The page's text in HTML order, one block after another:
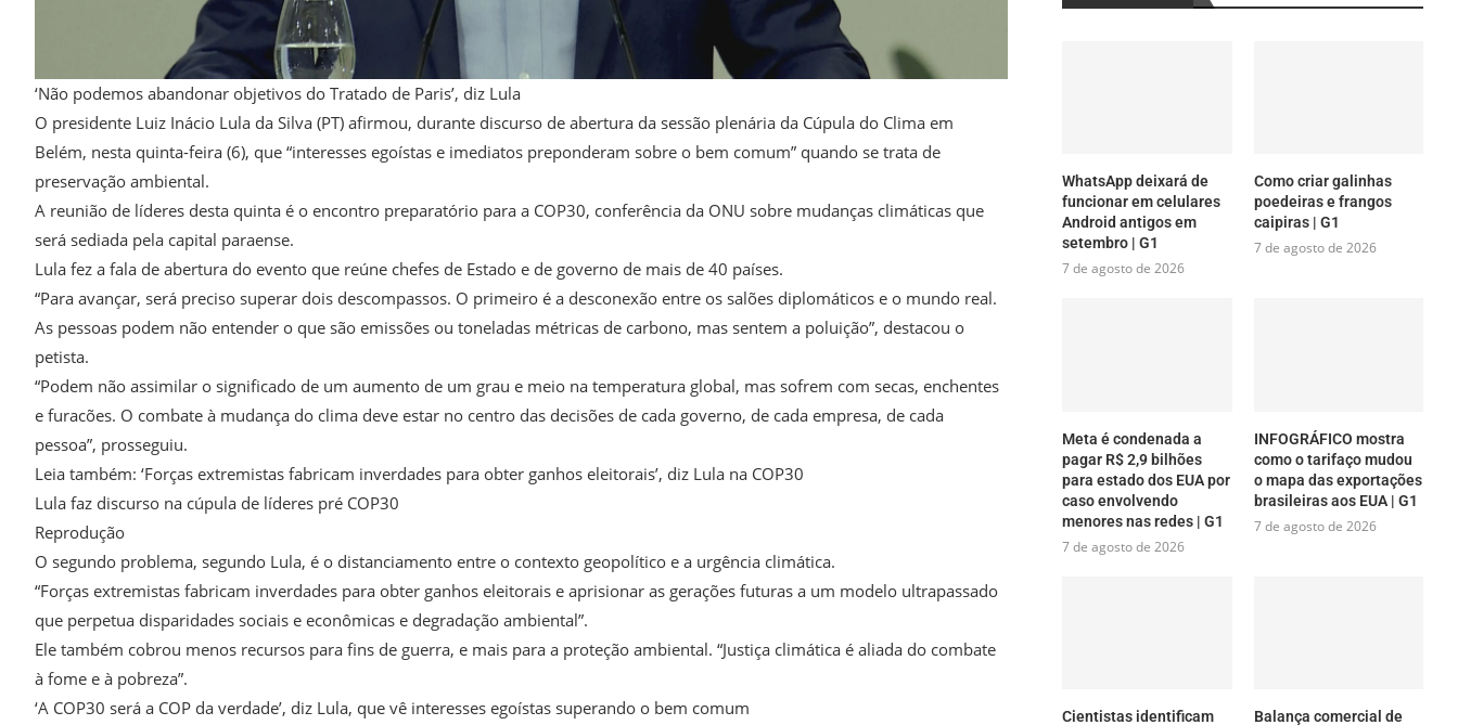
‘Não podemos abandonar objetivos do Tratado de Paris’, diz Lula
O presidente Luiz Inácio Lula da Silva (PT) afirmou, durante discurso de abertura da sessão plenária da Cúpula do Clima em
Belém, nesta quinta-feira (6), que “interesses egoístas e imediatos preponderam sobre o bem comum” quando se trata de
preservação ambiental.
A reunião de líderes desta quinta é o encontro preparatório para a COP30, conferência da ONU sobre mudanças climáticas que
será sediada pela capital paraense.
Lula fez a fala de abertura do evento que reúne chefes de Estado e de governo de mais de 40 países.
“Para avançar, será preciso superar dois descompassos. O primeiro é a desconexão entre os salões diplomáticos e o mundo real.
As pessoas podem não entender o que são emissões ou toneladas métricas de carbono, mas sentem a poluição”, destacou o
petista.
“Podem não assimilar o significado de um aumento de um grau e meio na temperatura global, mas sofrem com secas, enchentes
e furacões. O combate à mudança do clima deve estar no centro das decisões de cada governo, de cada empresa, de cada
pessoa”, prosseguiu.
Leia também: ‘Forças extremistas fabricam inverdades para obter ganhos eleitorais’, diz Lula na COP30
Lula faz discurso na cúpula de líderes pré COP30
Reprodução
O segundo problema, segundo Lula, é o distanciamento entre o contexto geopolítico e a urgência climática.
“Forças extremistas fabricam inverdades para obter ganhos eleitorais e aprisionar as gerações futuras a um modelo ultrapassado
que perpetua disparidades sociais e econômicas e degradação ambiental”.
Ele também cobrou menos recursos para fins de guerra, e mais para a proteção ambiental. “Justiça climática é aliada do combate
à fome e à pobreza”.
‘A COP30 será a COP da verdade’, diz Lula, que vê interesses egoístas superando o bem comum
WhatsApp deixará de
funcionar em celulares
Android antigos em
setembro | G1
7 de agosto de 2026
Como criar galinhas
poedeiras e frangos
caipiras | G1
7 de agosto de 2026
Meta é condenada a
pagar R$ 2,9 bilhões
para estado dos EUA por
caso envolvendo
menores nas redes | G1
7 de agosto de 2026
INFOGRÁFICO mostra
como o tarifaço mudou
o mapa das exportações
brasileiras aos EUA | G1
7 de agosto de 2026
Cientistas identificam
Balança comercial de